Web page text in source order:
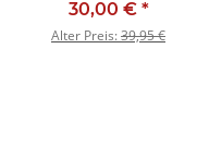
30,00 € *
Alter Preis:39,95 €